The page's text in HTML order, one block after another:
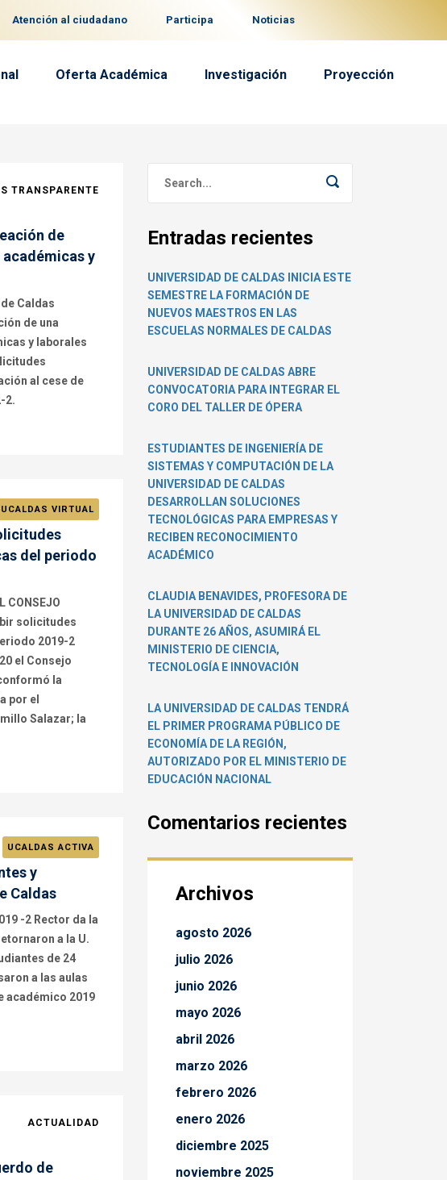
Atención al ciudadano Participa Noticias
Oferta Académica Investigación Proyección
TRANSPARENTE
de
y
Caldas
de una
y laborales
al cese de
2.
UCALDAS VIRTUAL
del periodo
CONSEJO
solicitudes
2019-2
el Consejo
la
por el
Salazar; la
UCALDAS ACTIVA
y
Caldas
-2 Rector da la
a la U.
de 24
a las aulas
académico 2019
ACTUALIDAD
de
Entradas recientes
UNIVERSIDAD DE CALDAS INICIA ESTE
SEMESTRE LA FORMACIÓN DE
NUEVOS MAESTROS EN LAS
ESCUELAS NORMALES DE CALDAS
UNIVERSIDAD DE CALDAS ABRE
CONVOCATORIA PARA INTEGRAR EL
CORO DEL TALLER DE ÓPERA
ESTUDIANTES DE INGENIERÍA DE
SISTEMAS Y COMPUTACIÓN DE LA
UNIVERSIDAD DE CALDAS
DESARROLLAN SOLUCIONES
TECNOLÓGICAS PARA EMPRESAS Y
RECIBEN RECONOCIMIENTO
ACADÉMICO
CLAUDIA BENAVIDES, PROFESORA DE
LA UNIVERSIDAD DE CALDAS
DURANTE 26 AÑOS, ASUMIRÁ EL
MINISTERIO DE CIENCIA,
TECNOLOGÍA E INNOVACIÓN
LA UNIVERSIDAD DE CALDAS TENDRÁ
EL PRIMER PROGRAMA PÚBLICO DE
ECONOMÍA DE LA REGIÓN,
AUTORIZADO POR EL MINISTERIO DE
EDUCACIÓN NACIONAL
Comentarios recientes
Archivos
agosto 2026
julio 2026
junio 2026
mayo 2026
abril 2026
marzo 2026
febrero 2026
enero 2026
diciembre 2025
noviembre 2025